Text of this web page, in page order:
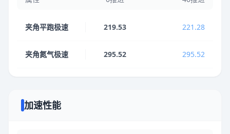
夹角平跑极速 219.53 221.28
夹角氮气极速 295.52 295.52
加速性能